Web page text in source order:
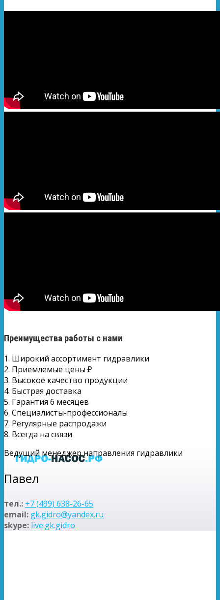
Преимущества работы с нами
1. Широкий ассортимент гидравлики
2. Приемлемые цены ₽
3. Высокое качество продукции
4. Быстрая доставка
5. Гарантия 6 месяцев
6. Специалисты-профессионалы
7. Регулярные распродажи
8. Всегда на связи
Ведущий менеджер направления гидравлики
Павел
тел.: +7 (499) 638-26-65
email: gk.gidro@yandex.ru
skype: live:gk.gidro